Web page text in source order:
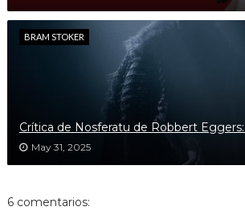
BRAM STOKER
Crítica de Nosferatu de Robbert
May 31, 2025
6 comentarios: